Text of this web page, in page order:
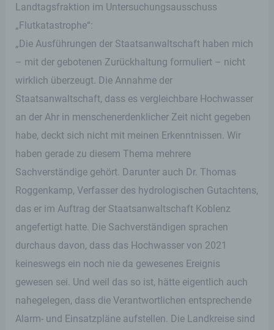
Landtagsfraktion im Untersuchungsausschuss
„Flutkatastrophe“:
„Die Ausführungen der Staatsanwaltschaft haben mich
– mit der gebotenen Zurückhaltung formuliert – nicht
wirklich überzeugt. Die Annahme der
Staatsanwaltschaft, dass es vergleichbare Hochwasser
an der Ahr in menschenerdenklicher Zeit nicht gegeben
habe, deckt sich nicht mit meinen Erkenntnissen. Wir
haben gerade zu diesem Thema mehrere
Sachverständige gehört. Darunter auch Dr. Thomas
Roggenkamp, Verfasser des hydrologischen Gutachtens,
das er im Auftrag der Staatsanwaltschaft Koblenz
angefertigt hatte. Die Sachverständigen sprachen
durchaus davon, dass das Hochwasser von 2021
keineswegs ein noch nie da gewesenes Ereignis
gewesen sei. Und weil das so ist, hätte eigentlich auch
nahegelegen, dass die Verantwortlichen entsprechende
Alarm- und Einsatzpläne aufstellen. Die Landkreise sind